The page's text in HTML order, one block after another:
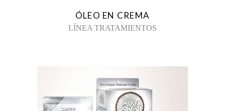
ÓLEO EN CREMA
LÍNEA TRATAMIENTOS